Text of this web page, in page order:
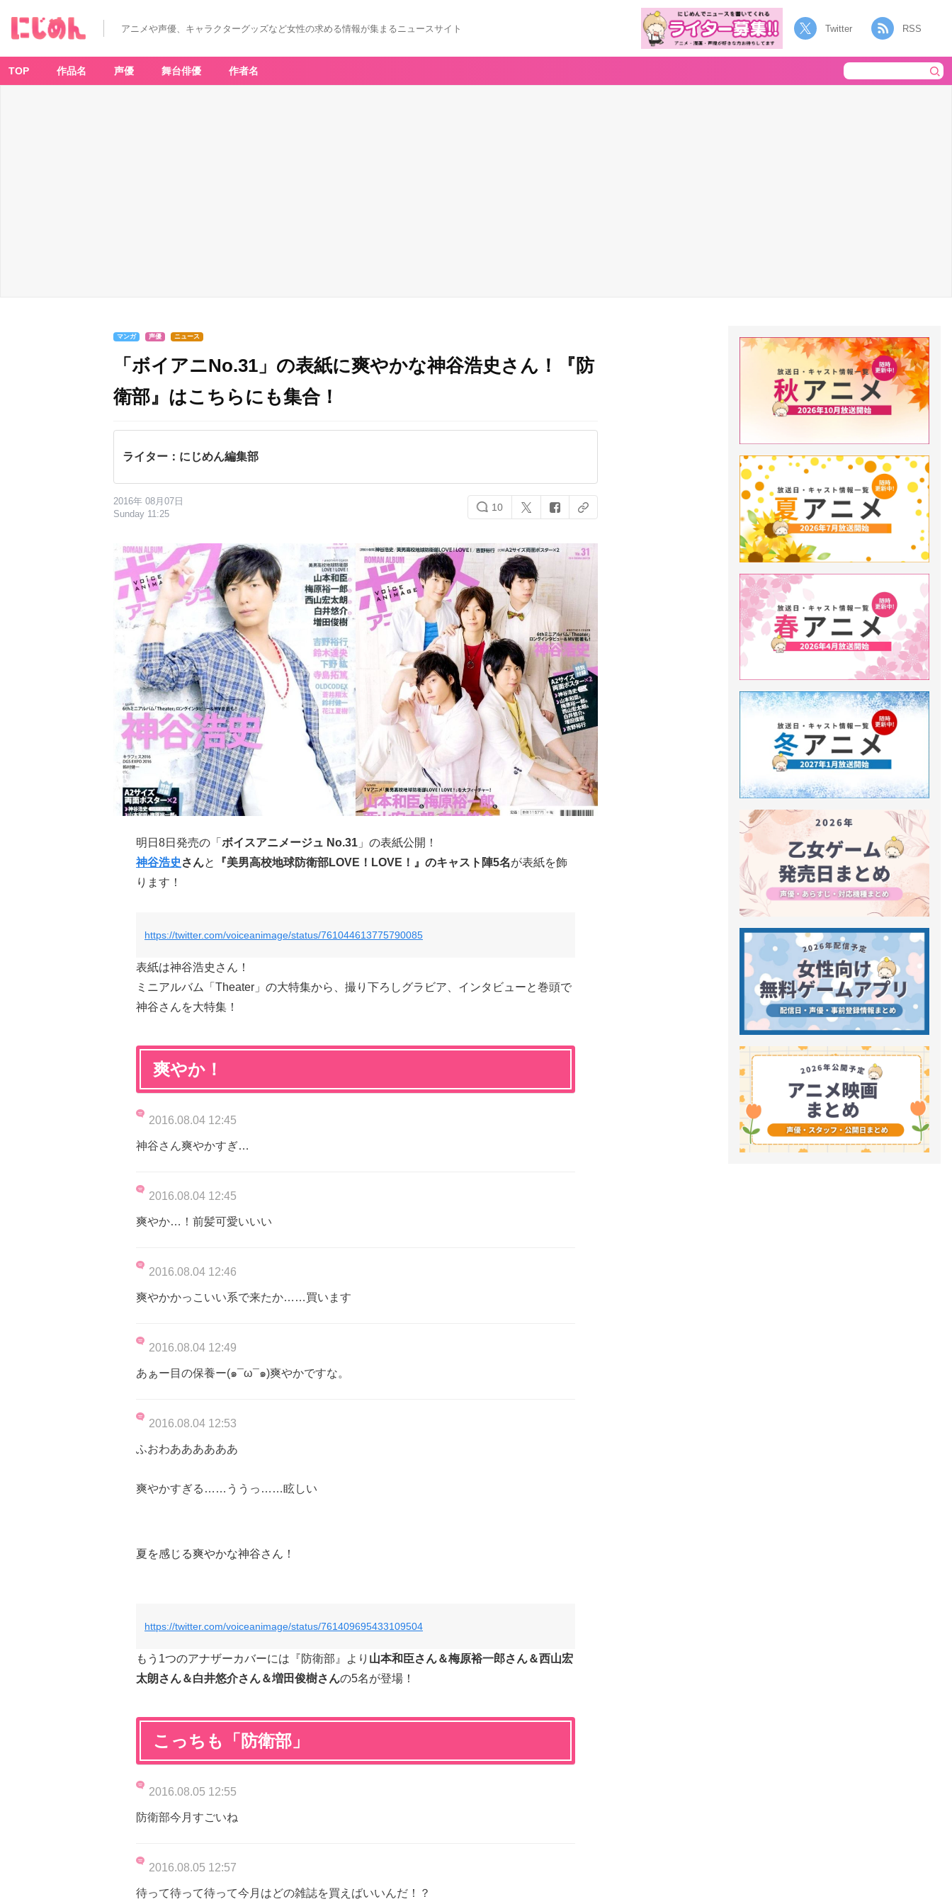
アニメや声優、キャラクターグッズなど女性の求める情報が集まるニュースサイト Twitter RSS
TOP 作品名 声優 舞台俳優 作者名
マンガ 声優 ニュース
「ボイアニNo.31」の表紙に爽やかな神谷浩史さん！『防
衛部』はこちらにも集合！
ライター：にじめん編集部
2016年 08月07日
Sunday 11:25
10
明日8日発売の「 ボイスアニメージュ No.31 」の表紙公開！
神谷浩史 さんと 『美男高校地球防衛部LOVE！LOVE！』のキャスト陣5名が表紙を飾
ります！
https://twitter.com/voiceanimage/status/761044613775790085
表紙は神谷浩史さん！
ミニアルバム「Theater」の大特集から、撮り下ろしグラビア、インタビューと巻頭で
神谷さんを大特集！
爽やか！
2016.08.04 12:45
神谷さん爽やかすぎ…
2016.08.04 12:45
爽やか…！前髪可愛いいい
2016.08.04 12:46
爽やかかっこいい系で来たか……買います
2016.08.04 12:49
あぁー目の保養ー(๑¯ω¯๑)爽やかですな。
2016.08.04 12:53
ふおわああああああ
爽やかすぎる……ううっ……眩しい
夏を感じる爽やかな神谷さん！
https://twitter.com/voiceanimage/status/761409695433109504
もう1つのアナザーカバーには『防衛部』より 山本和臣さん＆梅原裕一郎さん＆西山宏
太朗さん＆白井悠介さん＆増田俊樹さんの5名が登場！
こっちも「防衛部」
2016.08.05 12:55
防衛部今月すごいね
2016.08.05 12:57
待って待って待って今月はどの雑誌を買えばいいんだ！？